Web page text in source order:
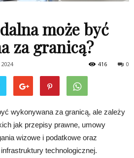
może być
za granicą?
0
416
wykonywana za granicą, ale zależy
jak przepisy prawne, umowy
wizowe i podatkowe oraz
technologicznej.